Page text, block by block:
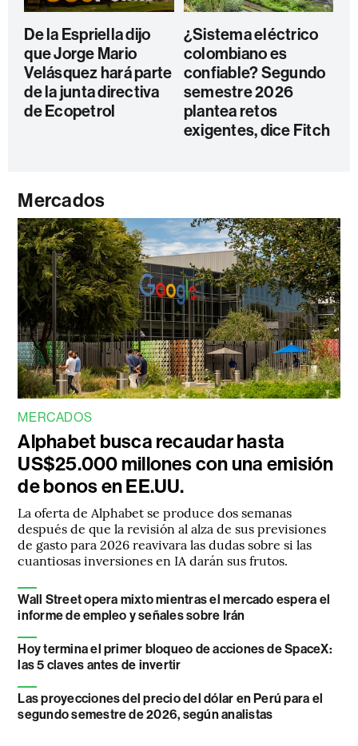
De la Espriella dijo
que Jorge Mario
Velásquez hará parte
de la junta directiva
de Ecopetrol
¿Sistema eléctrico
colombiano es
confiable? Segundo
semestre 2026
plantea retos
exigentes, dice Fitch
Mercados
MERCADOS
Alphabet busca recaudar hasta
US$25.000 millones con una emisión
de bonos en EE.UU.
La oferta de Alphabet se produce dos semanas
después de que la revisión al alza de sus previsiones
de gasto para 2026 reavivara las dudas sobre si las
cuantiosas inversiones en IA darán sus frutos.
Wall Street opera mixto mientras el mercado espera el
informe de empleo y señales sobre Irán
Hoy termina el primer bloqueo de acciones de SpaceX:
las 5 claves antes de invertir
Las proyecciones del precio del dólar en Perú para el
segundo semestre de 2026, según analistas